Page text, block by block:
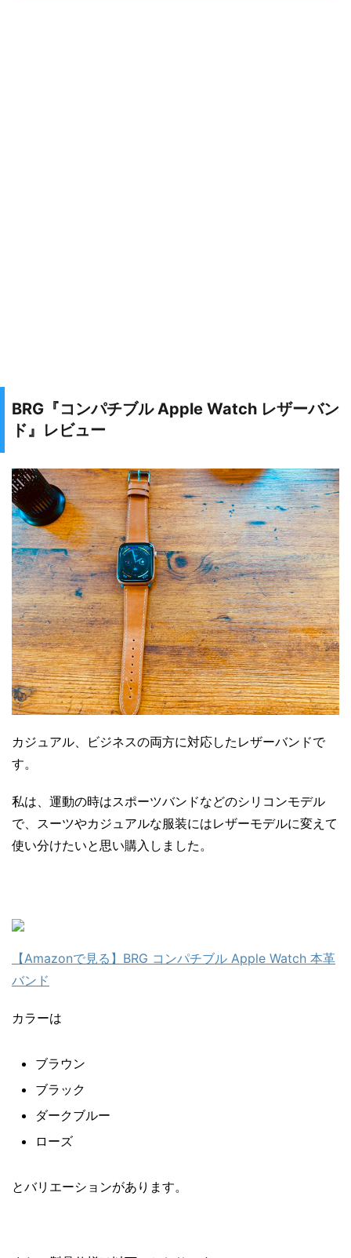
BRG『コンパチブル Apple Watch レザーバン
ド』レビュー
カジュアル、ビジネスの両方に対応したレザーバンドで
す。
私は、運動の時はスポーツバンドなどのシリコンモデル
で、スーツやカジュアルな服装にはレザーモデルに変えて
使い分けたいと思い購入しました。
【Amazonで見る】BRG コンパチブル Apple Watch 本革
バンド
カラーは
ブラウン
ブラック
ダークブルー
ローズ
とバリエーションがあります。